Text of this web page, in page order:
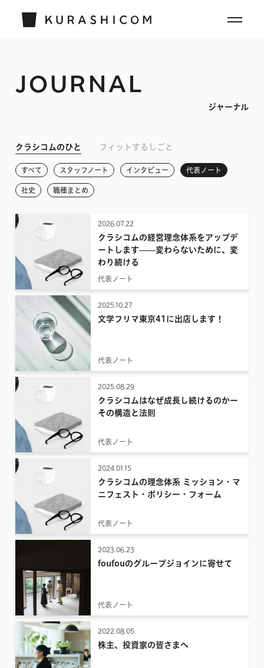
JOURNAL
ジャーナル
クラシコムのひと フィットするしごと
すべて スタッフノート インタビュー 代表ノート
社史 職種まとめ
2026.07.22
クラシコムの経営理念体系をアップデ
ートします——変わらないために、変
わり続ける
代表ノート
2025.10.27
文学フリマ東京41に出店します！
代表ノート
2025.08.29
クラシコムはなぜ成長し続けるのかー
その構造と法則
代表ノート
2024.01.15
クラシコムの理念体系 ミッション・マ
ニフェスト・ポリシー・フォーム
代表ノート
2023.06.23
foufouのグループジョインに寄せて
代表ノート
2022.08.05
株主、投資家の皆さまへ